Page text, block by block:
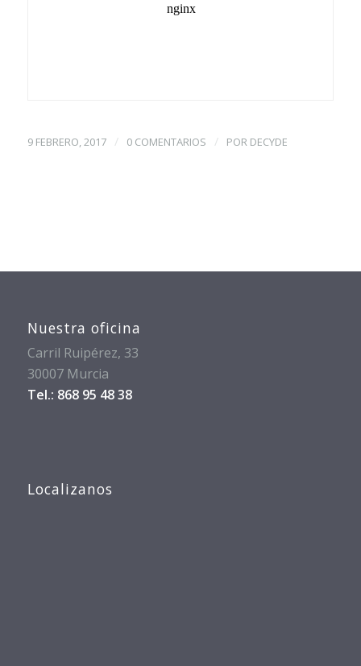
9 FEBRERO, 2017 / 0 COMENTARIOS / POR DECYDE
Nuestra oficina
Carril Ruipérez, 33
30007 Murcia
Tel.: 868 95 48 38
Localizanos